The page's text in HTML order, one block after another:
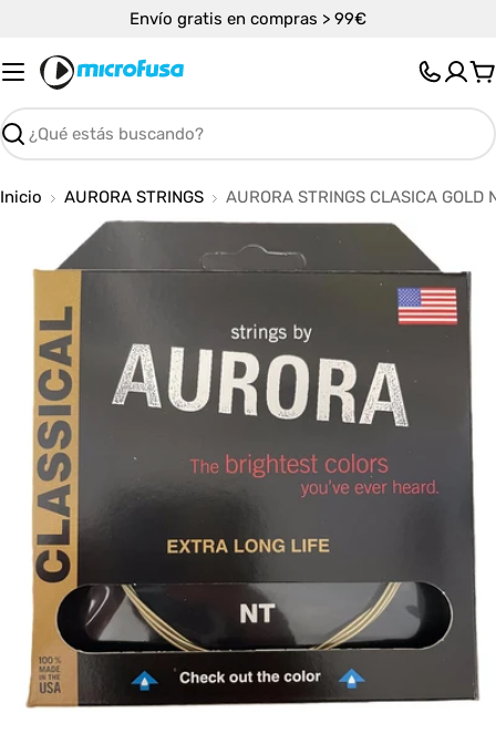
contenido
Envío gratis en compras > 99€
Buscar
Inicio AURORA STRINGS AURORA STRINGS CLASICA GOLD
medios 0 en modal